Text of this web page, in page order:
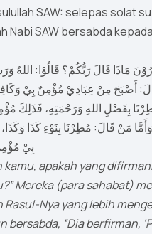
SAW: selepas solat
Nabi SAW bersabda
مَاذَا قَالَ رَبُّكُمْ؟ قَالُوْا: اللهُ
أَصْبَحَ مِنْ عِبَادِيْ مُؤْمِنٌ بِيْ
بِفَضْلِ اللهِ وَرَحْمَتِهِ، فَذَلِكَ
مَنْ قَالَ: مُطِرْنَا بِنَوْءِ كَذَا
بِيْ
kamu, apakah yang
Mereka (para sahabat)
Rasul-Nya yang lebih
bersabda, “Dia berfirman,